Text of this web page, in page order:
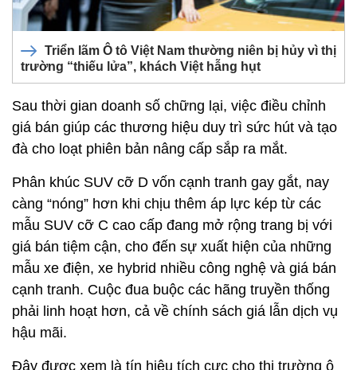
Triển lãm Ô tô Việt Nam thường niên bị hủy vì thị
trường “thiếu lửa”, khách Việt hẫng hụt
Sau thời gian doanh số chững lại, việc điều chỉnh
giá bán giúp các thương hiệu duy trì sức hút và tạo
đà cho loạt phiên bản nâng cấp sắp ra mắt.
Phân khúc SUV cỡ D vốn cạnh tranh gay gắt, nay
càng “nóng” hơn khi chịu thêm áp lực kép từ các
mẫu SUV cỡ C cao cấp đang mở rộng trang bị với
giá bán tiệm cận, cho đến sự xuất hiện của những
mẫu xe điện, xe hybrid nhiều công nghệ và giá bán
cạnh tranh. Cuộc đua buộc các hãng truyền thống
phải linh hoạt hơn, cả về chính sách giá lẫn dịch vụ
hậu mãi.
Đây được xem là tín hiệu tích cực cho thị trường ô